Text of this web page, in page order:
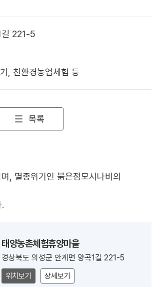
길 221-5
, 친환경농업체험 등
목록
, 멸종위기인 붉은점모시나비의
태양농촌체험휴양마을
경상북도 의성군 안계면 양곡1길 221-5
위치보기 상세보기